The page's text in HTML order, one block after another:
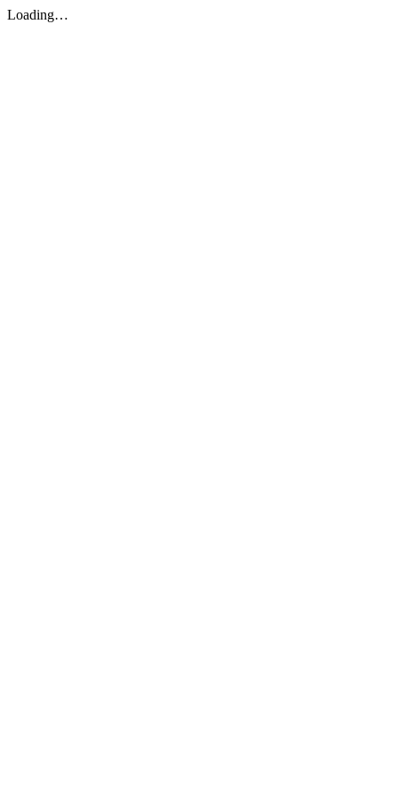
Loading…